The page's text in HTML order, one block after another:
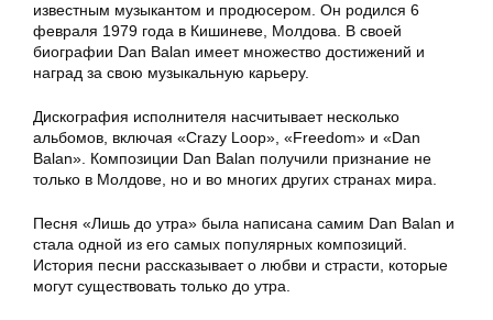
известным музыкантом и продюсером. Он родился 6
февраля 1979 года в Кишиневе, Молдова. В своей
биографии Dan Balan имеет множество достижений и
наград за свою музыкальную карьеру.
Дискография исполнителя насчитывает несколько
альбомов, включая «Crazy Loop», «Freedom» и «Dan
Balan». Композиции Dan Balan получили признание не
только в Молдове, но и во многих других странах мира.
Песня «Лишь до утра» была написана самим Dan Balan и
стала одной из его самых популярных композиций.
История песни рассказывает о любви и страсти, которые
могут существовать только до утра.